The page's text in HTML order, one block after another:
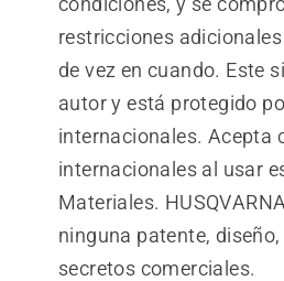
restricciones
de vez en cuando. Este
autor y está protegido
internacionales. Acepta
internacionales al usar
Materiales.
ninguna patente,
secretos comerciales.